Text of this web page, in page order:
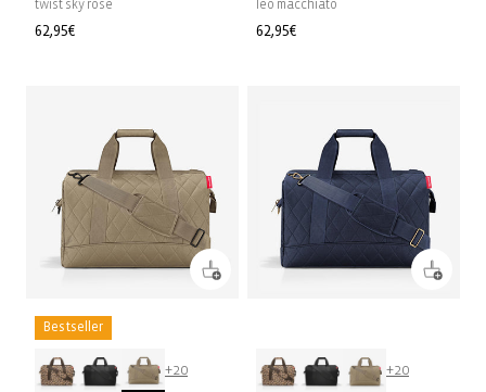
twist sky rose
Prix
62,95€
leo macchiato
Prix
62,95€
Bestseller
+20 +20